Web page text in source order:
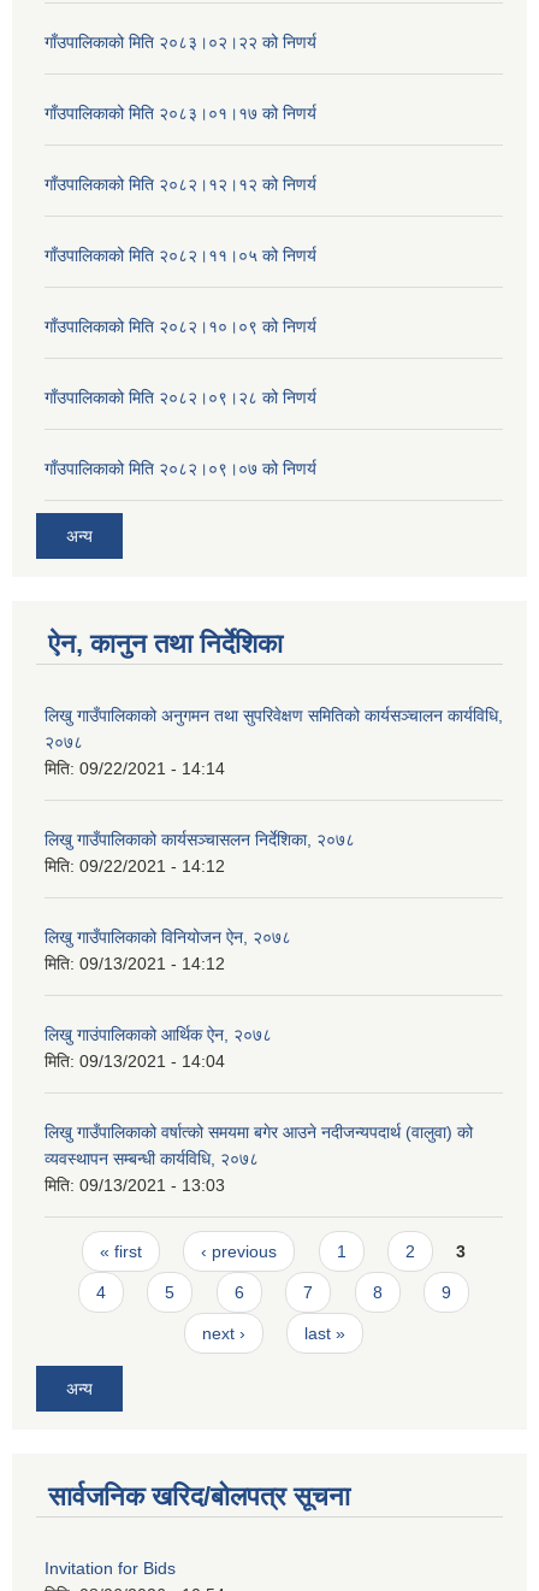
गाँउपालिकाको मिति २०८३।०२।२२ को निणर्य
गाँउपालिकाको मिति २०८३।०१।१७ को निणर्य
गाँउपालिकाको मिति २०८२।१२।१२ को निणर्य
गाँउपालिकाको मिति २०८२।११।०५ को निणर्य
गाँउपालिकाको मिति २०८२।१०।०९ को निणर्य
गाँउपालिकाको मिति २०८२।०९।२८ को निणर्य
गाँउपालिकाको मिति २०८२।०९।०७ को निणर्य
अन्य
ऐन, कानुन तथा निर्देशिका
लिखु गाउँपालिकाको अनुगमन तथा सुपरिवेक्षण समितिको कार्यसञ्चालन कार्यविधि,
२०७८
मिति: 09/22/2021 - 14:14
लिखु गाउँपालिकाको कार्यसञ्चासलन निर्देशिका, २०७८
मिति: 09/22/2021 - 14:12
लिखु गाउँपालिकाको विनियोजन ऐन, २०७८
मिति: 09/13/2021 - 14:12
लिखु गाउंपालिकाको आर्थिक ऐन, २०७८
मिति: 09/13/2021 - 14:04
लिखु गाउँपालिकाको वर्षात्को समयमा बगेर आउने नदीजन्यपदार्थ (वालुवा) को
व्यवस्थापन सम्बन्धी कार्यविधि, २०७८
मिति: 09/13/2021 - 13:03
Pages
« first ‹ previous 1 2 3
4 5 6 7 8 9
next › last »
अन्य
सार्वजनिक खरिद/बोलपत्र सूचना
Invitation for Bids